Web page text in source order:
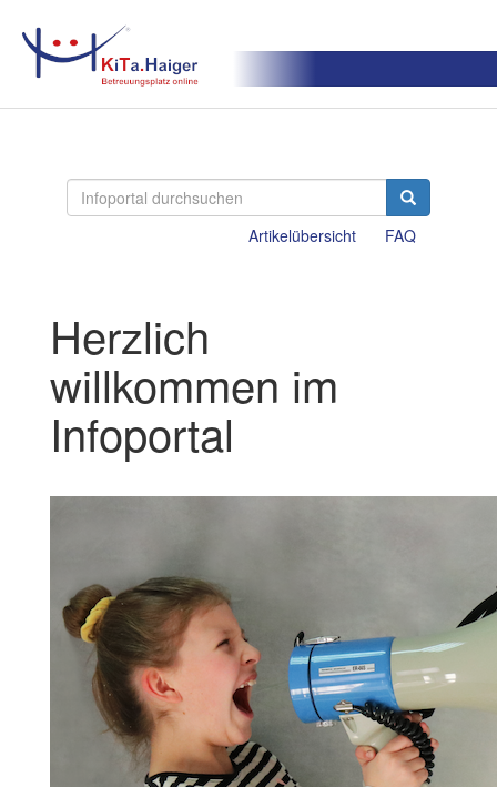
FAQ
Artikelübersicht
Herzlich
willkommen im
Infoportal